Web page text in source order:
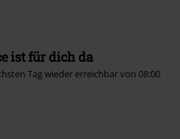
ist für dich da
Tag wieder erreichbar von 08:00